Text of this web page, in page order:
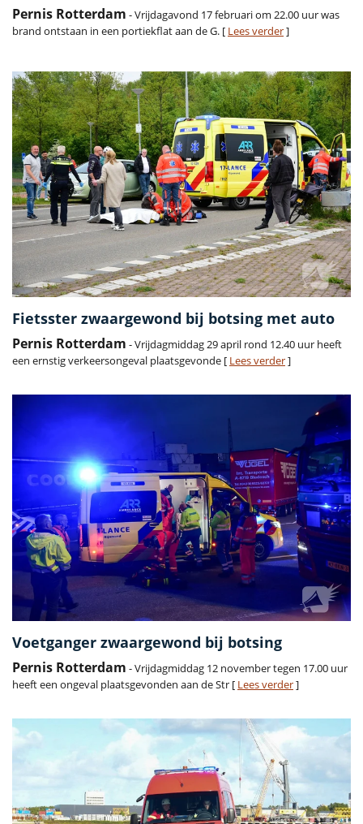
Pernis Rotterdam - Vrijdagavond 17 februari om 22.00 uur was
brand ontstaan in een portiekflat aan de G. [ Lees verder]
Fietsster zwaargewond bij botsing met auto
Pernis Rotterdam - Vrijdagmiddag 29 april rond 12.40 uur heeft
een ernstig verkeersongeval plaatsgevonde [ Lees verder]
Voetganger zwaargewond bij botsing
Pernis Rotterdam - Vrijdagmiddag 12 november tegen 17.00 uur
heeft een ongeval plaatsgevonden aan de Str [ Lees verder]